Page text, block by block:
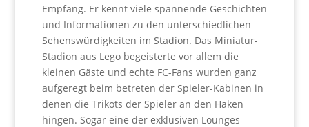
Empfang. Er kennt viele spannende Geschichten
und Informationen zu den unterschiedlichen
Sehenswürdigkeiten im Stadion. Das Miniatur-
Stadion aus Lego begeisterte vor allem die
kleinen Gäste und echte FC-Fans wurden ganz
aufgeregt beim betreten der Spieler-Kabinen in
denen die Trikots der Spieler an den Haken
hingen. Sogar eine der exklusiven Lounges